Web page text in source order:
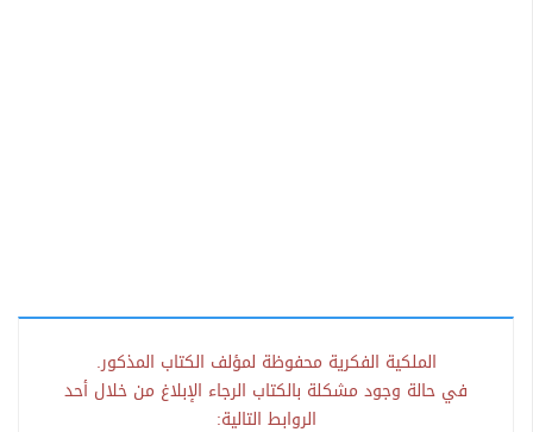
الملكية الفكرية محفوظة لمؤلف الكتاب المذكور.
في حالة وجود مشكلة بالكتاب الرجاء الإبلاغ من خلال أحد
الروابط التالية: